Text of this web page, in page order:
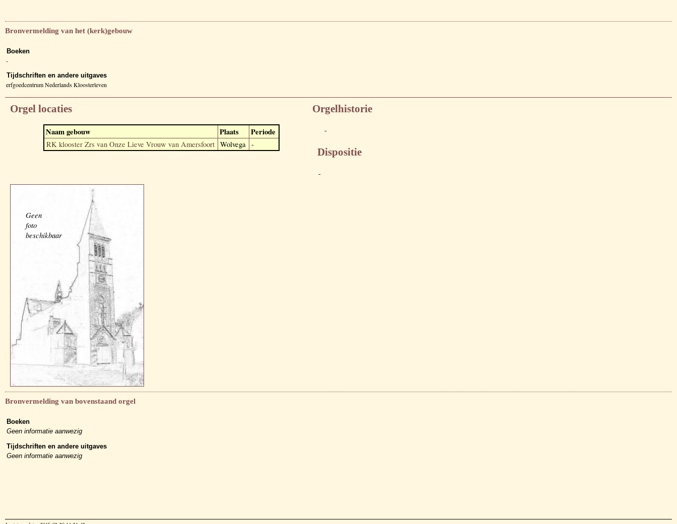
Bronvermelding van het (kerk)gebouw
Boeken
-
Tijdschriften en andere uitgaves
erfgoedcentrum Nederlands Kloosterleven
Orgel locaties
Naam gebouw Plaats Periode
RK klooster Zrs van Onze Lieve Vrouw van Amersfoort Wolvega -
Orgelhistorie
-
Dispositie
-
Geen
foto
beschikbaar
Bronvermelding van bovenstaand orgel
Boeken
Geen informatie aanwezig
Tijdschriften en andere uitgaves
Geen informatie aanwezig